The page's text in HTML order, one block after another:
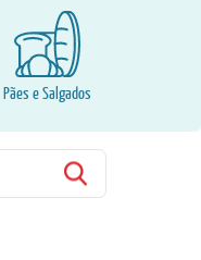
Pães e Salgados